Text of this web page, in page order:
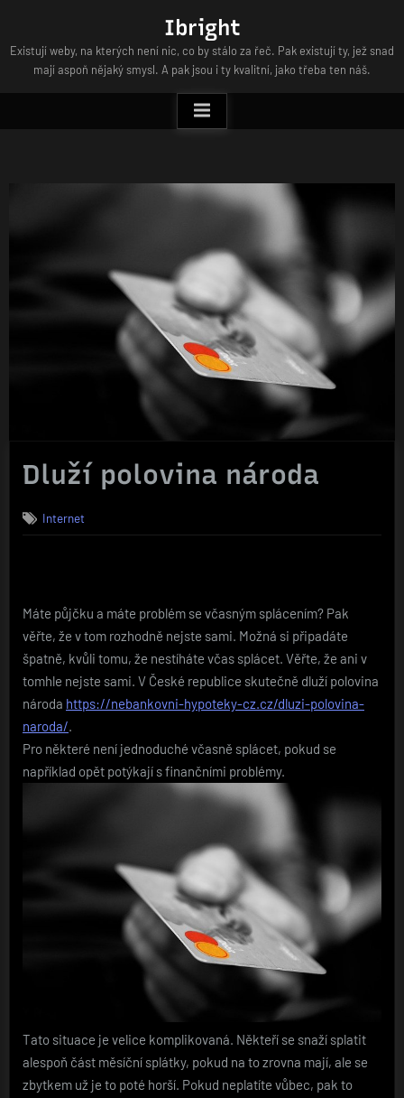
content
Ibright
Existují weby, na kterých není nic, co by stálo za řeč. Pak existují ty, jež snad
mají aspoň nějaký smysl. A pak jsou i ty kvalitní, jako třeba ten náš.
Dluží polovina národa
Internet
Máte půjčku a máte problém se včasným splácením? Pak
věřte, že v tom rozhodně nejste sami. Možná si připadáte
špatně, kvůli tomu, že nestíháte včas splácet. Věřte, že ani v
tomhle nejste sami. V České republice skutečně dluží polovina
národa https://nebankovni-hypoteky-cz.cz/dluzi-polovina-
naroda/.
Pro některé není jednoduché včasně splácet, pokud se
například opět potýkají s finančními problémy.
Tato situace je velice komplikovaná. Někteří se snaží splatit
alespoň část měsíční splátky, pokud na to zrovna mají, ale se
zbytkem už je to poté horší. Pokud neplatíte vůbec, pak to